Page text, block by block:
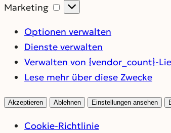
Marketing
Marketing
Optionen verwalten
Dienste verwalten
Verwalten von {vendor_count}-
Lese mehr über diese Zwecke
Akzeptieren Ablehnen Einstellungen ansehen
Cookie-Richtlinie